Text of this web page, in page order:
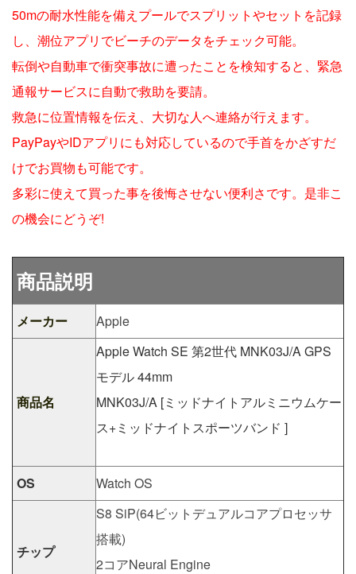
50mの耐水性能を備えプールでスプリットやセットを記録
し、潮位アプリでビーチのデータをチェック可能。
転倒や自動車で衝突事故に遭ったことを検知すると、緊急
通報サービスに自動で救助を要請。
救急に位置情報を伝え、大切な人へ連絡が行えます。
PayPayやIDアプリにも対応しているので手首をかざすだ
けでお買物も可能です。
多彩に使えて買った事を後悔させない便利さです。是非こ
の機会にどうぞ!
商品説明
メーカー Apple
商品名
Apple Watch SE 第2世代 MNK03J/A GPS
モデル 44mm
MNK03J/A [ミッドナイトアルミニウムケー
ス+ミッドナイトスポーツバンド ]
OS Watch OS
チップ
S8 SiP(64ビットデュアルコアプロセッサ
搭載)
2コアNeural Engine